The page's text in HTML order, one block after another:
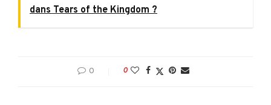
dans Tears of the Kingdom ?
0 0